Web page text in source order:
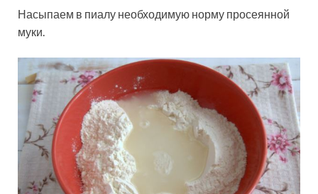
Насыпаем в пиалу необходимую норму просеянной
муки.